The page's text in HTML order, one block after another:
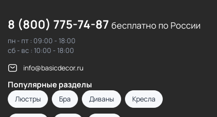
8 (800) 775-74-87 бесплатно по России
пн - пт : 09:00 - 18:00
сб - вс : 10:00 - 18:00
info@basicdecor.ru
Популярные разделы
Люстры Бра Диваны Кресла